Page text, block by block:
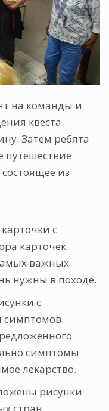
на команды и
квеста
Затем ребята
путешествие
из
с
карточек
важных
нужны в походе.
с
симптомов
симптомы
лекарство.
рисунки
стран.